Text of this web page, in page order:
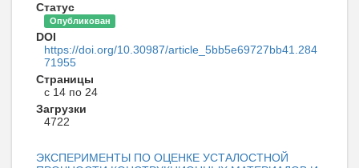
Статус
Опубликован
DOI
https://doi.org/10.30987/article_5bb5e69727bb41.284
71955
Страницы
с 14 по 24
Загрузки
4722
ЭКСПЕРИМЕНТЫ ПО ОЦЕНКЕ УСТАЛОСТНОЙ